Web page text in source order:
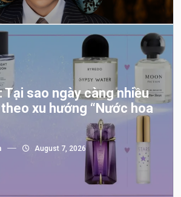
Tại sao ngày càng nhiều
xu hướng “Nước hoa
August 7, 2026